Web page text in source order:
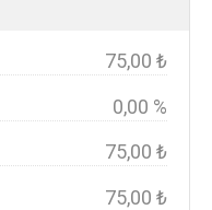
75,00 ₺
0,00 %
75,00 ₺
75,00 ₺